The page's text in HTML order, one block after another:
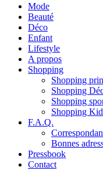
Mode
Beauté
Déco
Enfant
Lifestyle
A propos
Shopping
Shopping
Shopping
Shopping
Shopping
F.A.Q.
Bonnes
Pressbook
Contact